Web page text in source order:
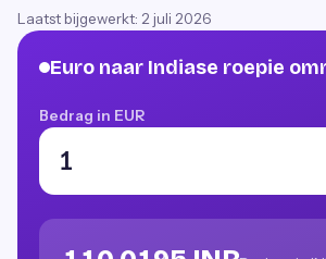
Laatst bijgewerkt: 2 juli 2026
Euro naar Indiase roepie
Bedrag in EUR